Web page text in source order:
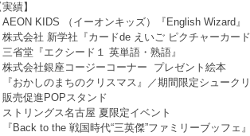
績】
AEON KIDS （イーオンキッズ）『English Wizard』
株式会社 新学社『カードde えいご ピクチャーカード
三省堂『エクシード１ 英単語・熟語』
株式会社銀座コージーコーナー プレゼント絵本
おかしのまちのクリスマス』／期間限定シューク
売促進POPスタンド
ストリングス名古屋 夏限定イベント
Back to the 戦国時代“三英傑”ファミリーブッフェ』